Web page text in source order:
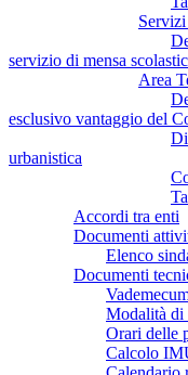
servizio di mensa
Area
esclusivo vantaggio del
urbanistica
Accordi tra enti
Documenti
Elenco
Documenti
Modalità di
Orari delle
Calcolo